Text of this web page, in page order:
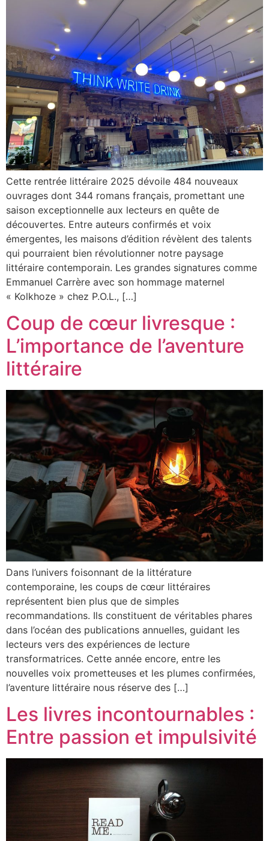
Cette rentrée littéraire 2025 dévoile 484 nouveaux
ouvrages dont 344 romans français, promettant une
saison exceptionnelle aux lecteurs en quête de
découvertes. Entre auteurs confirmés et voix
émergentes, les maisons d’édition révèlent des talents
qui pourraient bien révolutionner notre paysage
littéraire contemporain. Les grandes signatures comme
Emmanuel Carrère avec son hommage maternel
« Kolkhoze » chez P.O.L., […]
Coup de cœur livresque :
L’importance de l’aventure
littéraire
Dans l’univers foisonnant de la littérature
contemporaine, les coups de cœur littéraires
représentent bien plus que de simples
recommandations. Ils constituent de véritables phares
dans l’océan des publications annuelles, guidant les
lecteurs vers des expériences de lecture
transformatrices. Cette année encore, entre les
nouvelles voix prometteuses et les plumes confirmées,
l’aventure littéraire nous réserve des […]
Les livres incontournables :
Entre passion et impulsivité